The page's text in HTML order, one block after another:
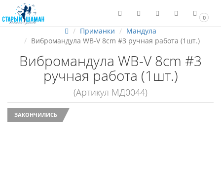
0
Приманки
Мандула
Вибромандула WB-V 8cm #3 ручная работа (1шт.)
Вибромандула WB-V 8cm #3
ручная работа (1шт.)
(Артикул МД0044)
ЗАКОНЧИЛИСЬ